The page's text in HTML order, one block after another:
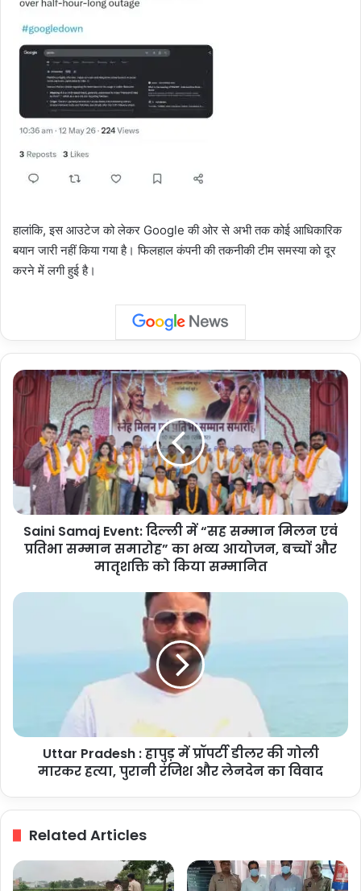
हालांकि, इस आउटेज को लेकर Google की ओर से अभी तक कोई आधिकारिक
बयान जारी नहीं किया गया है। फिलहाल कंपनी की तकनीकी टीम समस्या को दूर
करने में लगी हुई है।
Saini
Samaj
दिल्ली
में
“सह
सम्मान
मिलन
एवं
प्रतिभा
सम्मान
भव्य
Saini Samaj Event: दिल्ली में “सह सम्मान मिलन एवं
प्रतिभा सम्मान समारोह” का भव्य आयोजन, बच्चों और
मातृशक्ति को किया सम्मानित
Uttar
गोली
लेनदेन
विवाद
Uttar Pradesh : हापुड़ में प्रॉपर्टी डीलर की गोली
मारकर हत्या, पुरानी रंजिश और लेनदेन का विवाद
Related Articles